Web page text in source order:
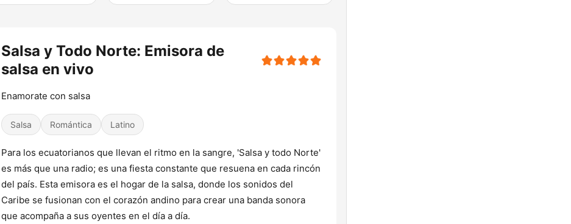
Salsa y Todo Norte: Emisora de
salsa en vivo
Enamorate con salsa
Salsa Romántica Latino
Para los ecuatorianos que llevan el ritmo en la sangre, 'Salsa y todo Norte'
es más que una radio; es una fiesta constante que resuena en cada rincón
del país. Esta emisora es el hogar de la salsa, donde los sonidos del
Caribe se fusionan con el corazón andino para crear una banda sonora
que acompaña a sus oyentes en el día a día.